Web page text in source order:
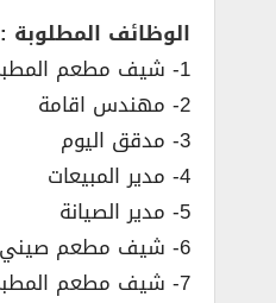
الوظائف المطلوبة :
1- شيف مطعم المطبخ اللبناني
2- مهندس اقامة
3- مدقق اليوم
4- مدير المبيعات
5- مدير الصيانة
6- شيف مطعم صيني
7- شيف مطعم المطبخ اليوناني